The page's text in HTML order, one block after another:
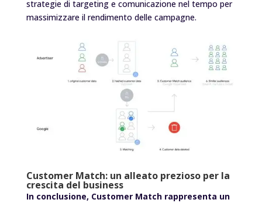
strategie di targeting e comunicazione nel tempo per
massimizzare il rendimento delle campagne.
Customer Match: un alleato prezioso per la
crescita del business
In conclusione, Customer Match rappresenta un